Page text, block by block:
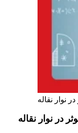
نوار نقاله
نوار نقاله